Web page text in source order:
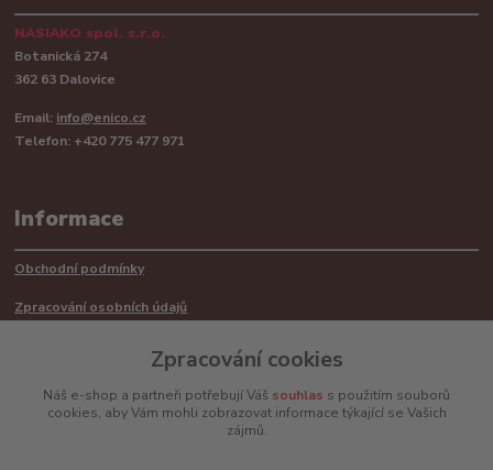
NASIAKO spol. s.r.o.
Botanická 274
362 63 Dalovice
Email: info@enico.cz
Telefon: +420 775 477 971
Informace
Obchodní podmínky
Zpracování osobních údajů
Mimosoudní řešení sporů ADR
Zpracování cookies
Náš e-shop a partneři potřebují Váš souhlas s použitím souborů
cookies, aby Vám mohli zobrazovat informace týkající se Vašich
zájmů.